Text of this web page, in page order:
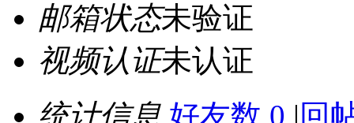
邮箱状态未验证
视频认证未认证
统计信息 好友数 0 | 回